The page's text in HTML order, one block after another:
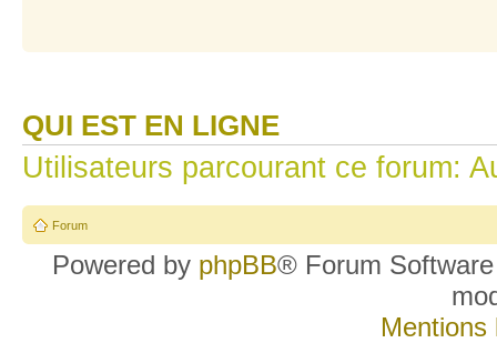
QUI EST EN LIGNE
Utilisateurs parcourant ce forum:
Forum
Powered by phpBB® Forum
Mentions